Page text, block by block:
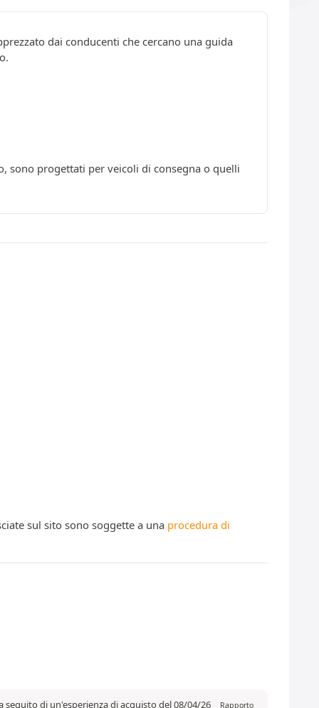
dai conducenti che cercano una guida
sono progettati per veicoli di consegna o quelli
sul sito sono soggette a una procedura di
seguito di un'esperienza di acquisto del 08/04/26 Rapporto